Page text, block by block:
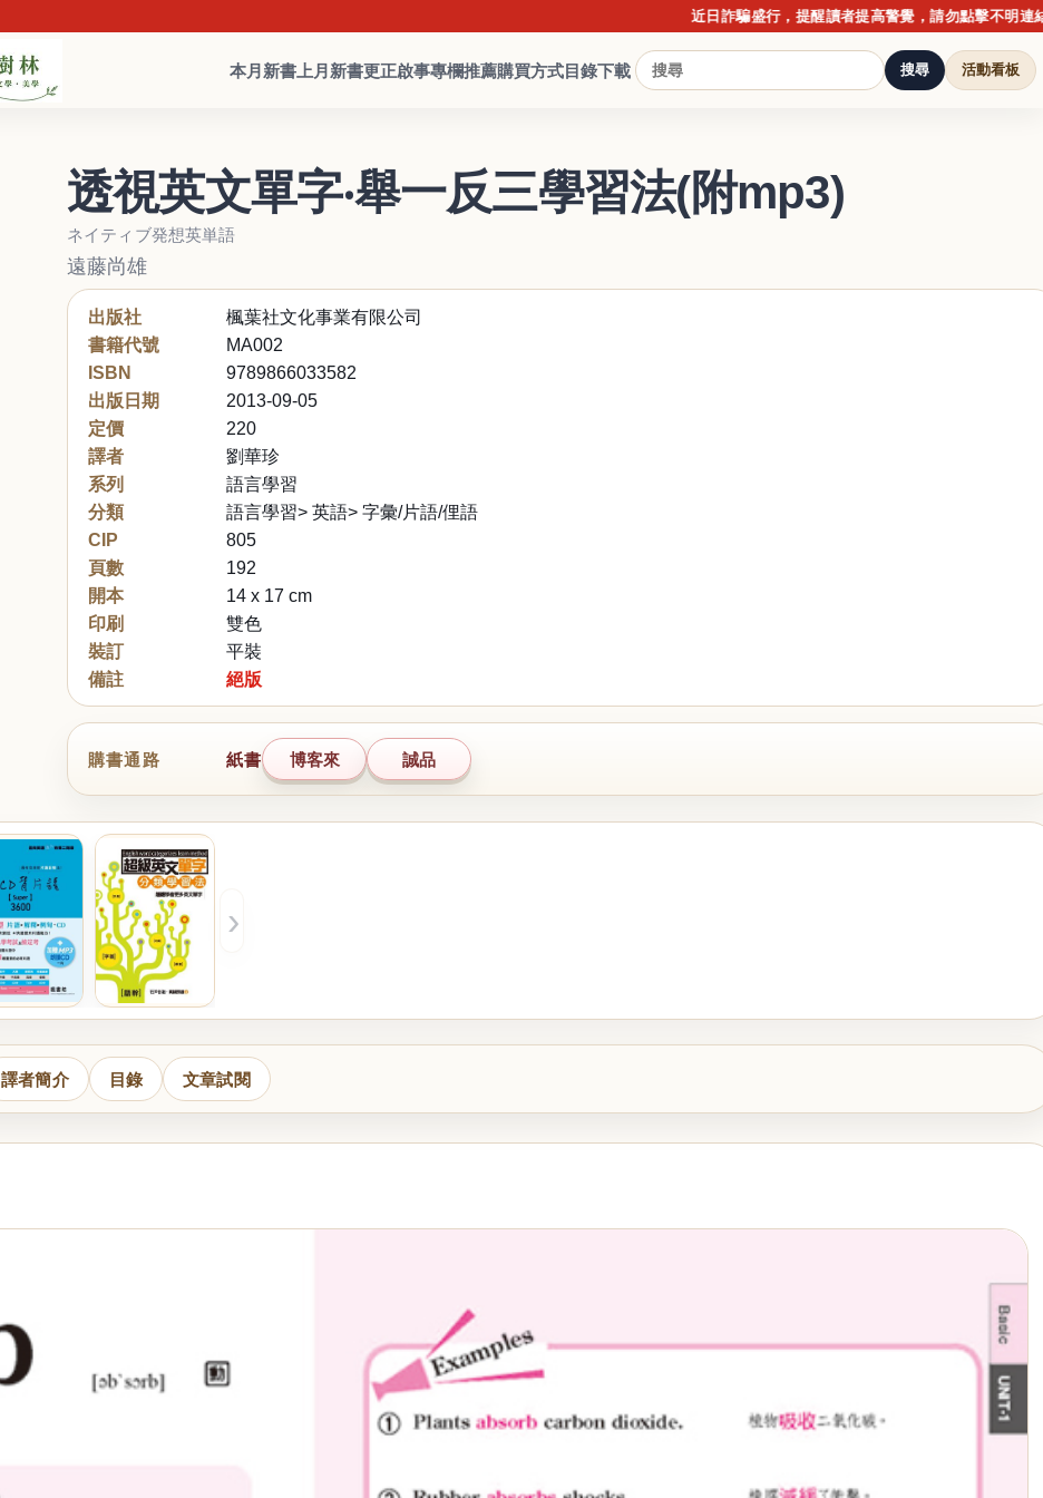
近日詐騙盛行，提醒讀者提高警覺，請勿點擊不明連結或
本月新書 上月新書更正啟事專欄推薦購買方式目錄下載 搜尋 活動看板
透視英文單字‧舉一反三學習法(附mp3)
ネイティブ発想英単語
遠藤尚雄
出版社
楓葉社文化事業有限公司
書籍代號
MA002
ISBN
9789866033582
出版日期
2013-09-05
定價
220
譯者
劉華珍
系列
語言學習
分類
語言學習> 英語> 字彙/片語/俚語
CIP
805
頁數
192
開本
14 x 17 cm
印刷
雙色
裝訂
平裝
備註
絕版
購書通路 紙書 博客來 誠品
›
譯者簡介 目錄 文章試閱